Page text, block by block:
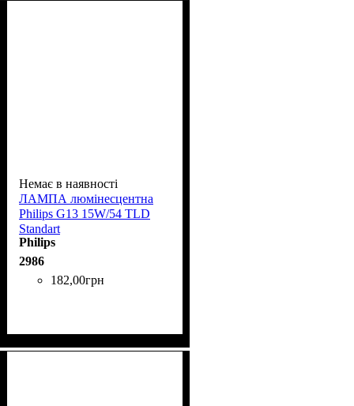
Немає в наявності
ЛАМПА люмінесцентна
Phіlіps G13 15W/54 TLD
Standart
Philips
2986
182,00грн